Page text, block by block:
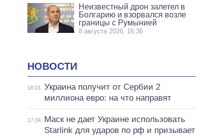
Неизвестный дрон залетел в
Болгарию и взорвался возле
границы с Румынией
8 августа 2026, 16:36
НОВОСТИ
18:01
Украина получит от Сербии 2
миллиона евро: на что направят
17:34
Маск не дает Украине использовать
Starlink для ударов по рф и призывает